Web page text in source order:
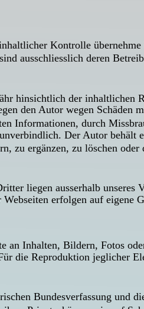
Kontrolle
ausschliesslich deren
hinsichtlich der
den Autor wegen
Informationen, durch
Der Autor behält
zu ergänzen, zu löschen
liegen ausserhalb
erfolgen auf eigene
an Inhalten, Bildern, Fotos
die Reproduktion jeglicher
Bundesverfassung und